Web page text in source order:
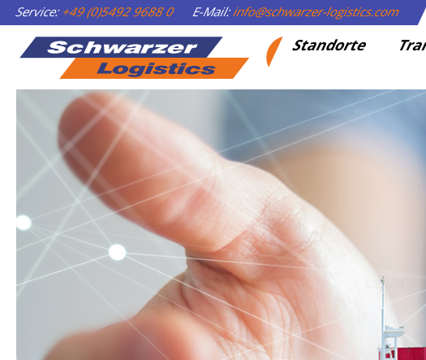
Service:+49 (0)5492 9688 0 E-Mail:info@schwarzer-logistics.com
Standorte